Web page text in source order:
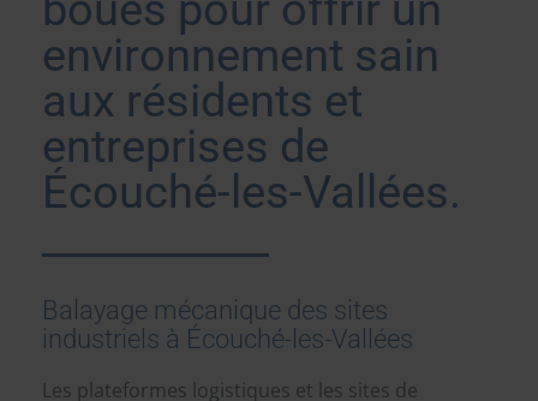
environnement sain
aux résidents et
entreprises de
Écouché-les-Vallées.
Balayage mécanique des sites
industriels à Écouché-les-Vallées
Les plateformes logistiques et les sites de